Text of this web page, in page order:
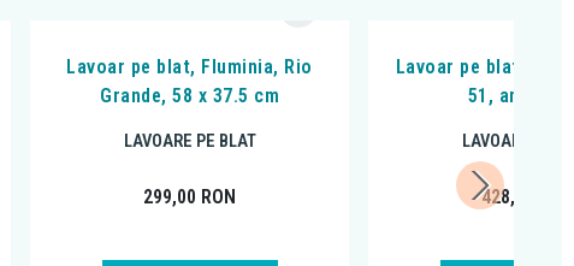
Lavoar pe blat, Fluminia, Rio
Grande, 58 x 37.5 cm
LAVOARE PE BLAT
299,00 RON
Lavoar pe blat,
51, amorf,
LAVOARE PE
428,00